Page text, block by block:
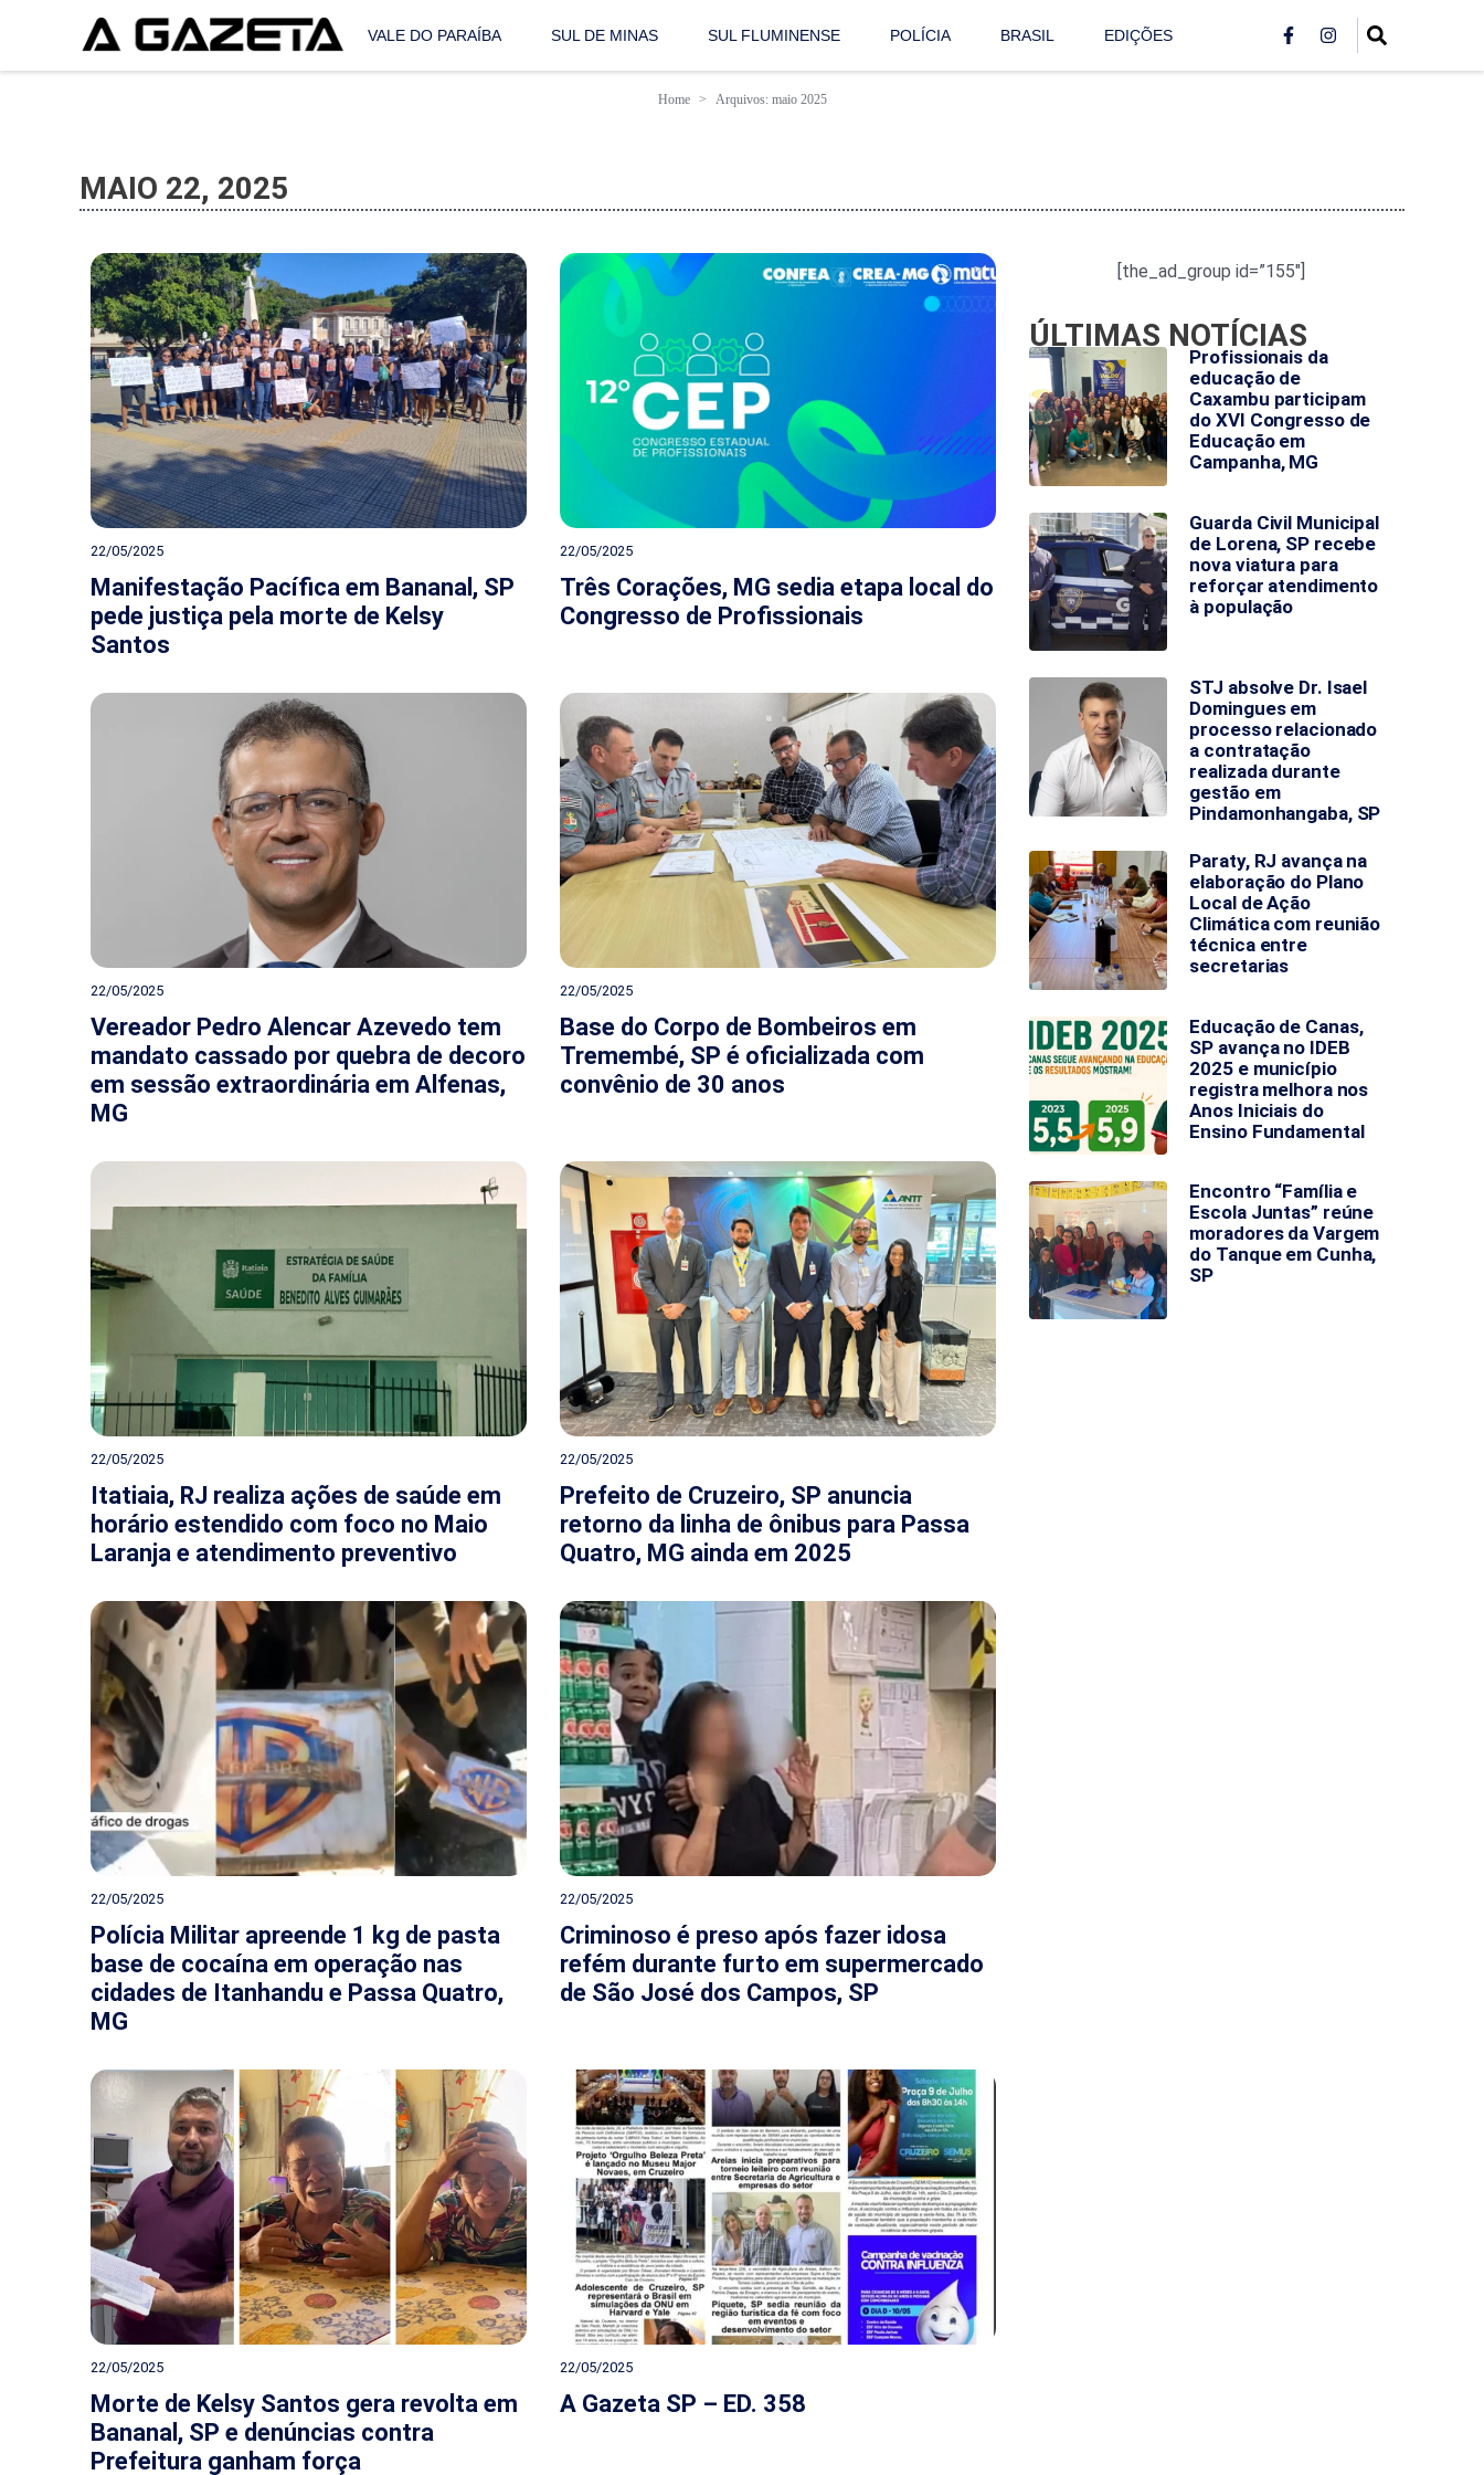
VALE DO PARAÍBA SUL DE MINAS SUL FLUMINENSE POLÍCIA BRASIL EDIÇÕES
Home Arquivos: maio 2025
MAIO 22, 2025
22/05/2025
Manifestação Pacífica em Bananal, SP
pede justiça pela morte de Kelsy
Santos
22/05/2025
Três Corações, MG sedia etapa local do
Congresso de Profissionais
22/05/2025
Vereador Pedro Alencar Azevedo tem
mandato cassado por quebra de decoro
em sessão extraordinária em Alfenas,
MG
22/05/2025
Base do Corpo de Bombeiros em
Tremembé, SP é oficializada com
convênio de 30 anos
22/05/2025
Itatiaia, RJ realiza ações de saúde em
horário estendido com foco no Maio
Laranja e atendimento preventivo
22/05/2025
Prefeito de Cruzeiro, SP anuncia
retorno da linha de ônibus para Passa
Quatro, MG ainda em 2025
22/05/2025
Polícia Militar apreende 1 kg de pasta
base de cocaína em operação nas
cidades de Itanhandu e Passa Quatro,
MG
22/05/2025
Criminoso é preso após fazer idosa
refém durante furto em supermercado
de São José dos Campos, SP
22/05/2025
Morte de Kelsy Santos gera revolta em
Bananal, SP e denúncias contra
Prefeitura ganham força
22/05/2025
A Gazeta SP – ED. 358
[the_ad_group id=”155″]
ÚLTIMAS NOTÍCIAS
Profissionais da
educação de
Caxambu participam
do XVI Congresso de
Educação em
Campanha, MG
Guarda Civil Municipal
de Lorena, SP recebe
nova viatura para
reforçar atendimento
à população
STJ absolve Dr. Isael
Domingues em
processo relacionado
a contratação
realizada durante
gestão em
Pindamonhangaba, SP
Paraty, RJ avança na
elaboração do Plano
Local de Ação
Climática com reunião
técnica entre
secretarias
Educação de Canas,
SP avança no IDEB
2025 e município
registra melhora nos
Anos Iniciais do
Ensino Fundamental
Encontro “Família e
Escola Juntas” reúne
moradores da Vargem
do Tanque em Cunha,
SP